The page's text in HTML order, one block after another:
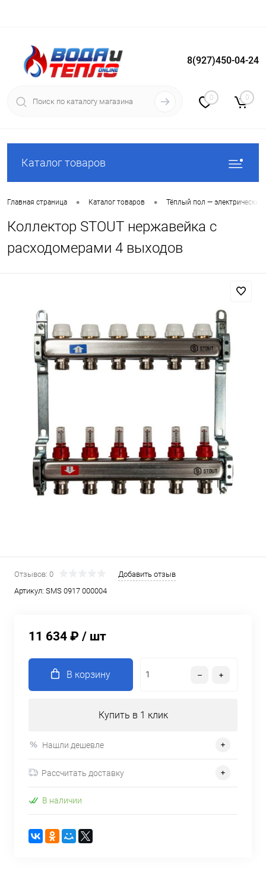
Вход Регистрация
8(927)450-04-24
0 0
Каталог товаров
Главная страница • Каталог товаров • Тёплый пол —
Коллектор STOUT нержавейка с
расходомерами 4 выходов
Отзывов: 0
Добавить отзыв
Артикул: SMS 0917 000004
11 634 ₽ / шт
В корзину
Купить в 1 клик
Нашли дешевле
Рассчитать доставку
В наличии